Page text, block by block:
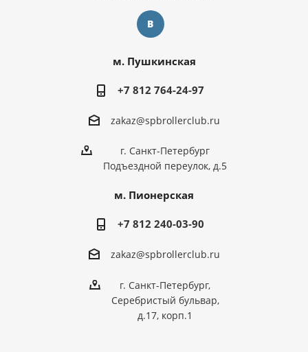
м. Пушкинская
+7 812 764-24-97
zakaz@spbrollerclub.ru
г. Санкт-Петербург
Подъездной переулок, д.5
м. Пионерская
+7 812 240-03-90
zakaz@spbrollerclub.ru
г. Санкт-Петербург,
Серебристый бульвар,
д.17, корп.1